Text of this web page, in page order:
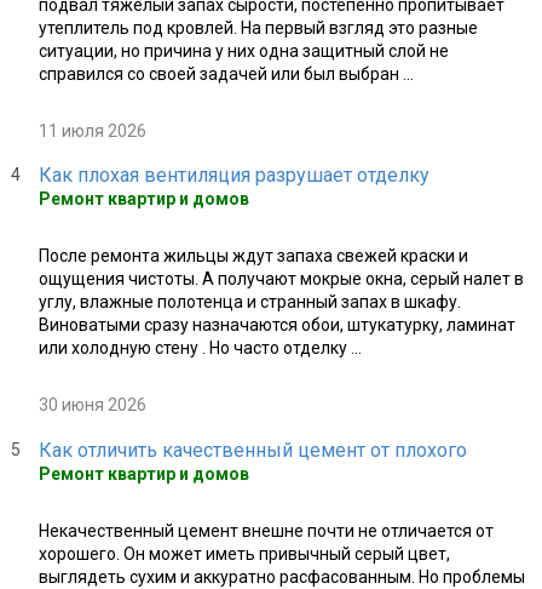
подвал тяжелый запах сырости, постепенно пропитывает
утеплитель под кровлей. На первый взгляд это разные
ситуации, но причина у них одна защитный слой не
справился со своей задачей или был выбран ...
11 июля 2026
Как плохая вентиляция разрушает отделку
Ремонт квартир и домов
После ремонта жильцы ждут запаха свежей краски и
ощущения чистоты. А получают мокрые окна, серый налет в
углу, влажные полотенца и странный запах в шкафу.
Виноватыми сразу назначаются обои, штукатурку, ламинат
или холодную стену . Но часто отделку ...
30 июня 2026
Как отличить качественный цемент от плохого
Ремонт квартир и домов
Некачественный цемент внешне почти не отличается от
хорошего. Он может иметь привычный серый цвет,
выглядеть сухим и аккуратно расфасованным. Но проблемы